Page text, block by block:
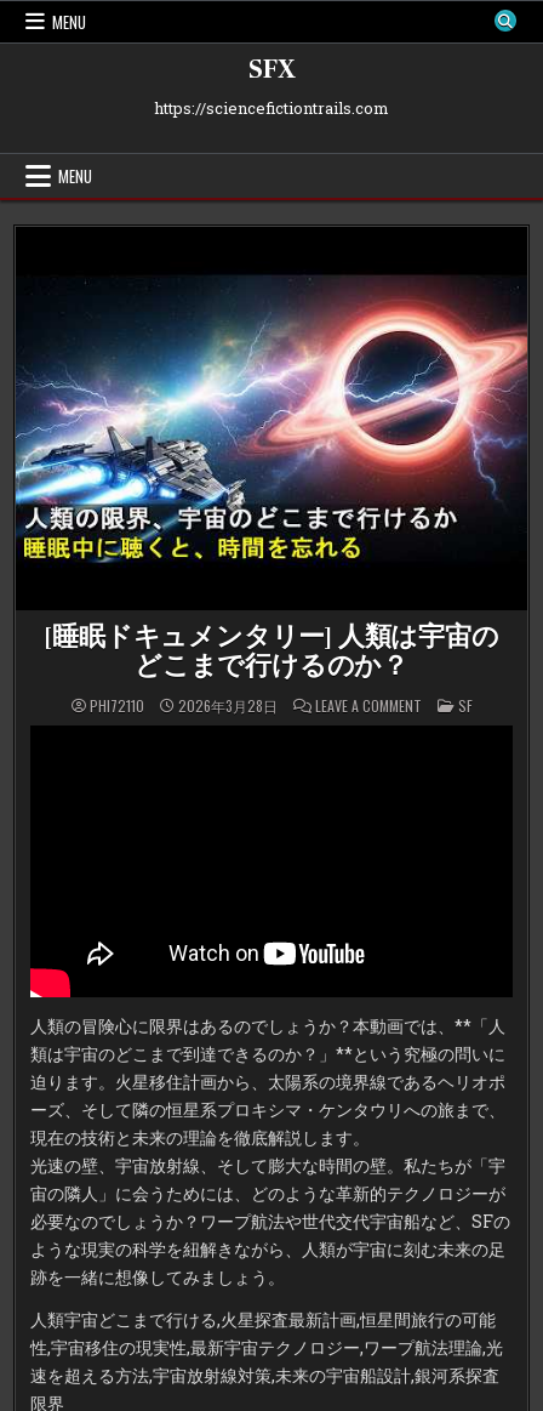
Skip
MENU
SFX
https://sciencefictiontrails.com
MENU
[睡眠ドキュメンタリー] 人類は宇宙の
どこまで行けるのか？
PHI72110 2026年3月28日 LEAVE A COMMENTON
[睡
で
け
る
の
か？
POSTED
IN
SF
人類の冒険心に限界はあるのでしょうか？本動画では、**「人
類は宇宙のどこまで到達できるのか？」**という究極の問いに
迫ります。火星移住計画から、太陽系の境界線であるヘリオポ
ーズ、そして隣の恒星系プロキシマ・ケンタウリへの旅まで、
現在の技術と未来の理論を徹底解説します。
光速の壁、宇宙放射線、そして膨大な時間の壁。私たちが「宇
宙の隣人」に会うためには、どのような革新的テクノロジーが
必要なのでしょうか？ワープ航法や世代交代宇宙船など、SFの
ような現実の科学を紐解きながら、人類が宇宙に刻む未来の足
跡を一緒に想像してみましょう。
人類宇宙どこまで行ける,火星探査最新計画,恒星間旅行の可能
性,宇宙移住の現実性,最新宇宙テクノロジー,ワープ航法理論,光
速を超える方法,宇宙放射線対策,未来の宇宙船設計,銀河系探査
限界